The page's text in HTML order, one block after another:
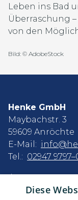
Leben ins Bad
Überraschung
von den
Bild: © AdobeStock
Henke GmbH
Maybachstr. 3
59609 Anröchte
E-Mail:
Tel.: 02947
Impressum
Diese